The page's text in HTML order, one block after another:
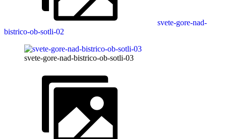
svete-gore-nad-
bistrico-ob-sotli-02
svete-gore-nad-bistrico-ob-sotli-03